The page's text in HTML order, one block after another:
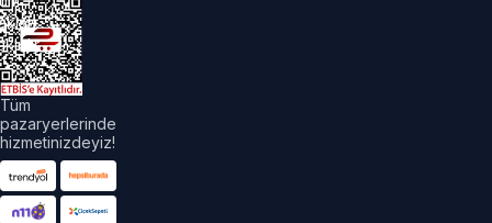
Tüm
pazaryerlerinde
hizmetinizdeyiz!